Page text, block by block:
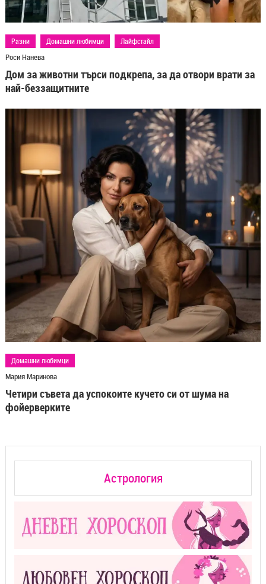
Разни Домашни любимци Лайфстайл
Роси Нанева
Дом за животни търси подкрепа, за да отвори врати за
най-беззащитните
Домашни любимци
Мария Маринова
Четири съвета да успокоите кучето си от шума на
фойерверките
Астрология